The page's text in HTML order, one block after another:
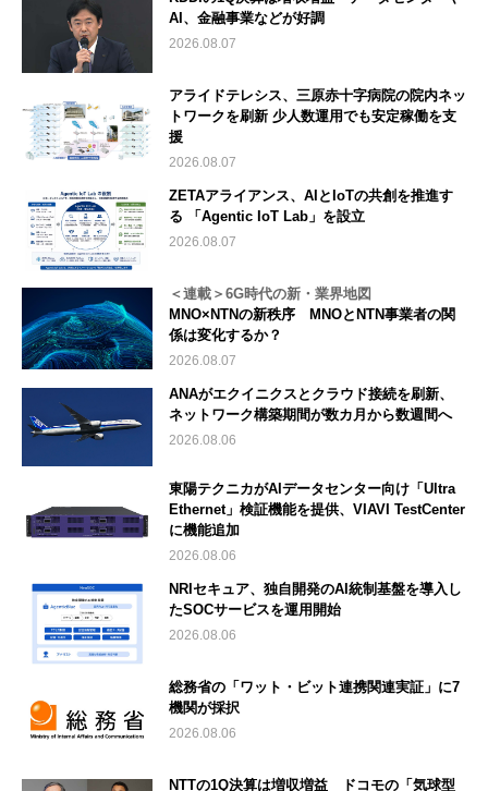
AI、金融事業などが好調
2026.08.07
アライドテレシス、三原赤十字病院の院内ネッ
トワークを刷新 少人数運用でも安定稼働を支
援
2026.08.07
ZETAアライアンス、AIとIoTの共創を推進す
る 「Agentic IoT Lab」を設立
2026.08.07
＜連載＞6G時代の新・業界地図
MNO×NTNの新秩序 MNOとNTN事業者の関
係は変化するか？
2026.08.07
ANAがエクイニクスとクラウド接続を刷新、
ネットワーク構築期間が数カ月から数週間へ
2026.08.06
東陽テクニカがAIデータセンター向け「Ultra
Ethernet」検証機能を提供、VIAVI TestCenter
に機能追加
2026.08.06
NRIセキュア、独自開発のAI統制基盤を導入し
たSOCサービスを運用開始
2026.08.06
総務省の「ワット・ビット連携関連実証」に7
機関が採択
2026.08.06
NTTの1Q決算は増収増益 ドコモの「気球型